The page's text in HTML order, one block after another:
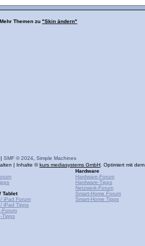
Themen zu "Skin ändern"
| SMF © 2024 Simple Machines
| Inhalte ©kurs mediasystems GmbH . Optimiert mit dem
Tablet
iPad Forum
iPad Tipps
Forum
Tipps
Hardware
Hardware-Forum
Hardware-Tipps
Netzwerk-Forum
Smart-Home Forum
Smart-Home Tipps